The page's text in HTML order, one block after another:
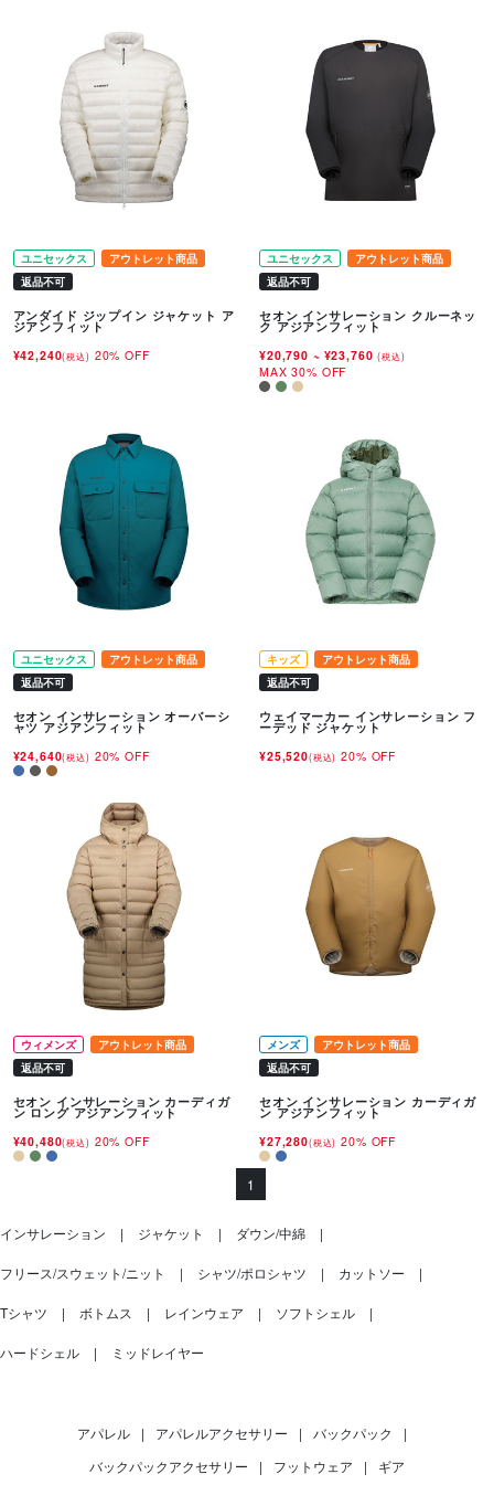
ユニセックス
アウトレット商品
返品不可
アンダイド ジップイン ジャケット ア
ジアンフィット
¥42,240(税込) 20% OFF
ユニセックス
アウトレット商品
返品不可
セオン インサレーション クルーネッ
ク アジアンフィット
¥20,790 ~ ¥23,760(税込)
MAX 30% OFF
ユニセックス
アウトレット商品
返品不可
セオン インサレーション オーバーシ
ャツ アジアンフィット
¥24,640(税込) 20% OFF
キッズ
アウトレット商品
返品不可
ウェイマーカー インサレーション フ
ーデッド ジャケット
¥25,520(税込) 20% OFF
ウィメンズ
アウトレット商品
返品不可
セオン インサレーション カーディガ
ン ロング アジアンフィット
¥40,480(税込) 20% OFF
メンズ
アウトレット商品
返品不可
セオン インサレーション カーディガ
ン アジアンフィット
¥27,280(税込) 20% OFF
1
インサレーション ジャケット ダウン/中綿
フリース/スウェット/ニット シャツ/ポロシャツ カットソー
Tシャツ ボトムス レインウェア ソフトシェル
ハードシェル ミッドレイヤー
アパレル | アパレルアクセサリー | バックパック
|
バックパックアクセサリー
| フットウェア | ギア